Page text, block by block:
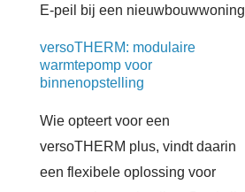
E-peil bij een nieuwbouwwoning.
versoTHERM: modulaire
warmtepomp voor
binnenopstelling
Wie opteert voor een
versoTHERM plus, vindt daarin
een flexibele oplossing voor